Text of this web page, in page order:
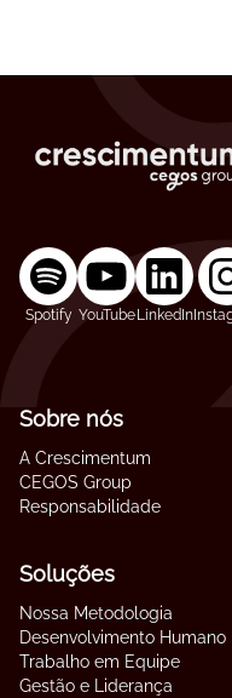
Spotify YouTubeLinkedIn
Sobre nós
A Crescimentum
CEGOS Group
Responsabilidade
Soluções
Nossa Metodologia
Desenvolvimento Humano
Trabalho em Equipe
Gestão e Liderança